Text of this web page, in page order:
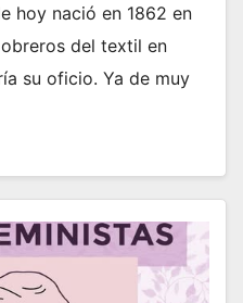
hoy nació en 1862 en
del textil en
su oficio. Ya de muy